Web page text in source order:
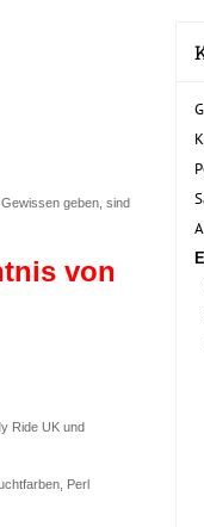
geben, sind
von
Ride UK und
Perl